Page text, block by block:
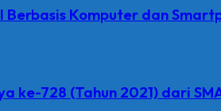
Komputer dan
ke-728 (Tahun 2021) dari